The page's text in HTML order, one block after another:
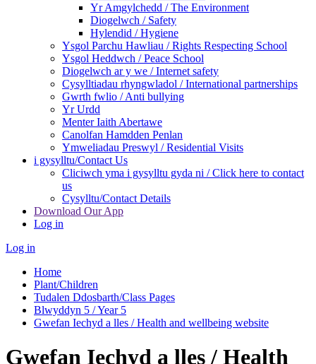
Yr Amgylchedd / The Environment
Diogelwch / Safety
Hylendid / Hygiene
Ysgol Parchu Hawliau / Rights Respecting School
Ysgol Heddwch / Peace School
Diogelwch ar y we / Internet safety
Cysylltiadau rhyngwladol / International partnerships
Gwrth fwlio / Anti bullying
Yr Urdd
Menter Iaith Abertawe
Canolfan Hamdden Penlan
Ymweliadau Preswyl / Residential Visits
i gysylltu/Contact Us
Cliciwch yma i gysylltu gyda ni / Click here to contact
us
Cysylltu/Contact Details
Download Our App
Log in
Log in
Home
Plant/Children
Tudalen Ddosbarth/Class Pages
Blwyddyn 5 / Year 5
Gwefan Iechyd a lles / Health and wellbeing website
Gwefan Iechyd a lles / Health